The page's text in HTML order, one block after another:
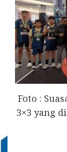
Foto :
3×3 yang